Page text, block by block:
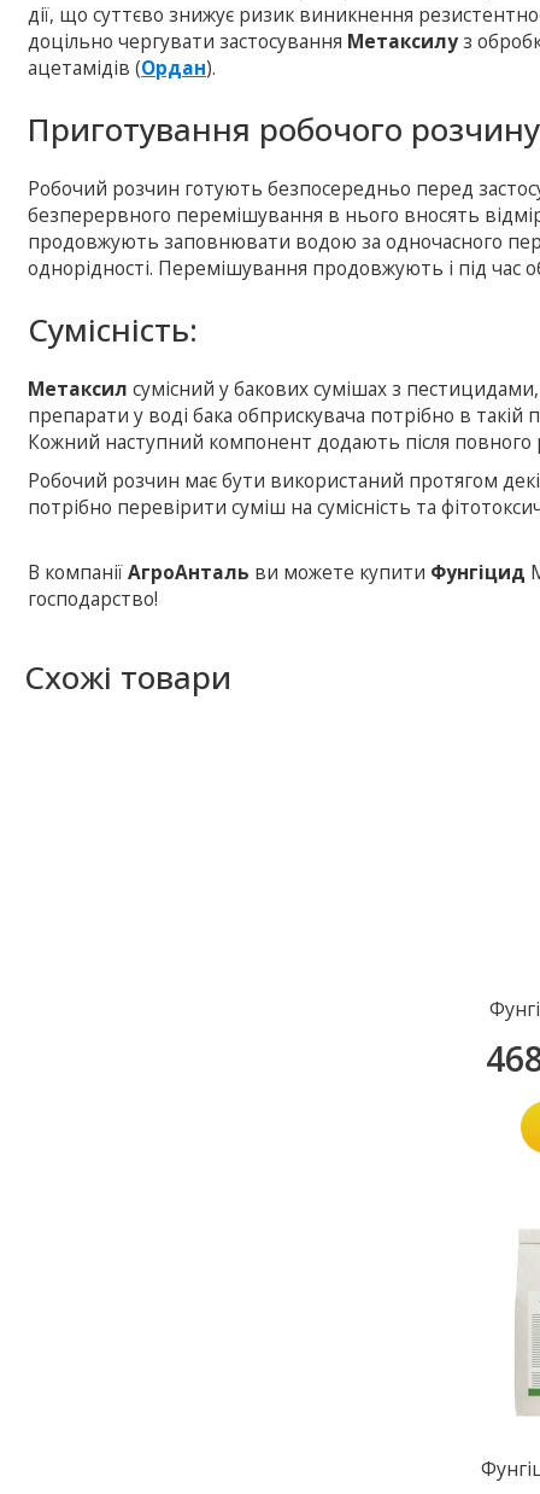
дії, що суттєво знижує ризик виникнення
доцільно чергувати застосування Метаксилуз
ацетамідів (Ордан).
Приготування робочого
Робочий розчин готують безпосередньо перед
безперервного перемішування в нього вносять
продовжують заповнювати водою за одночасного
однорідності. Перемішування продовжують і під час
Сумісність:
Метаксилсумісний у бакових сумішах з
препарати у воді бака обприскувача потрібно в
Кожний наступний компонент додають після
Робочий розчин має бути використаний протягом
потрібно перевірити суміш на сумісність та
В компаніїАгроАнталь ви можете купити Фунгіцид
господарство!
Схожі товари